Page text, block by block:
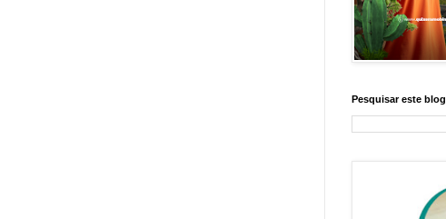
Pesquisar este blog